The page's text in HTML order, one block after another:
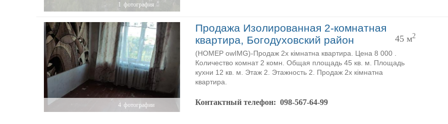
фотография
1
фотографии
4
Продажа Изолированная 2-комнатная
квартира, Богодуховский район
45 м2
(НОМЕР owIMG)-Продаж 2х кімнатна квартира. Цена 8 000 .
Количество комнат 2 комн. Общая площадь 45 кв. м. Площадь
кухни 12 кв. м. Этаж 2. Этажность 2. Продаж 2х кімнатна
квартира.
Контактный телефон: 098-567-64-99